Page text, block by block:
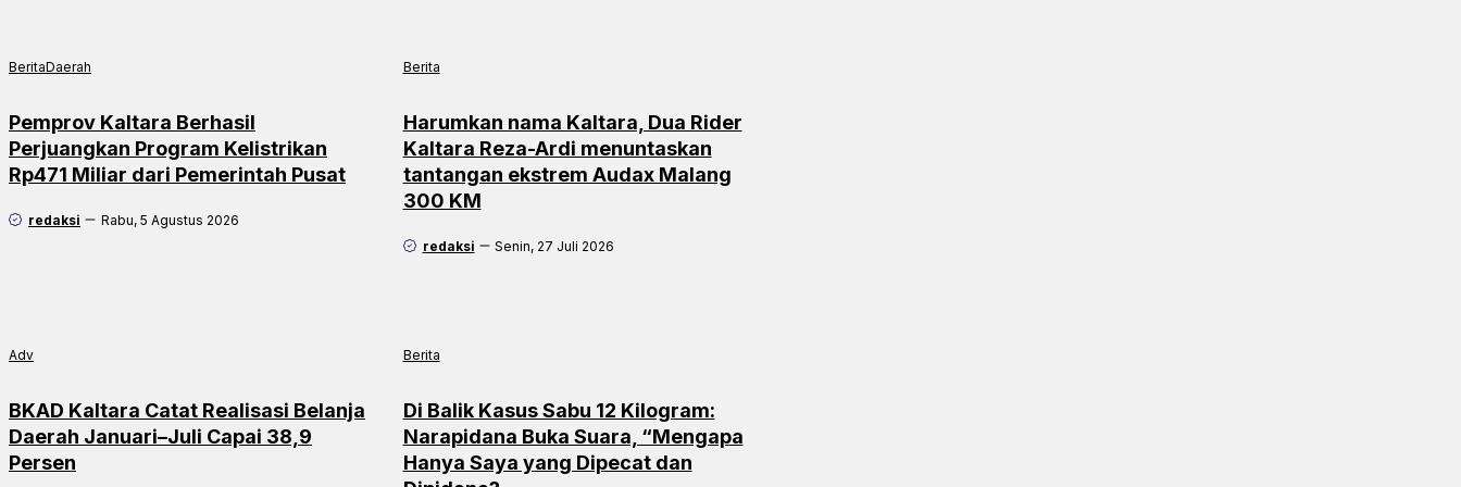
BeritaDaerah
Pemprov Kaltara Berhasil
Perjuangkan Program Kelistrikan
Rp471 Miliar dari Pemerintah Pusat
redaksi Rabu, 5 Agustus 2026
Berita
Harumkan nama Kaltara, Dua Rider
Kaltara Reza-Ardi menuntaskan
tantangan ekstrem Audax Malang
300 KM
redaksi Senin, 27 Juli 2026
Adv
BKAD Kaltara Catat Realisasi Belanja
Daerah Januari–Juli Capai 38,9
Persen
Berita
Di Balik Kasus Sabu 12 Kilogram:
Narapidana Buka Suara, “Mengapa
Hanya Saya yang Dipecat dan